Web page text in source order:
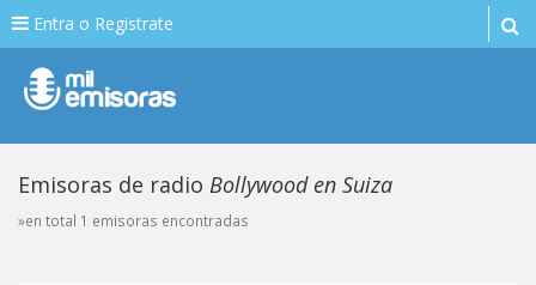
Entra o Registrate
Emisoras de radio Bollywood en Suiza
»en total 1 emisoras encontradas